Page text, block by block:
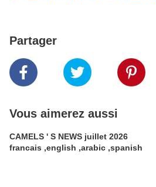
Partager
Vous aimerez aussi
CAMELS ' S NEWS juillet 2026
francais ,english ,arabic ,spanish